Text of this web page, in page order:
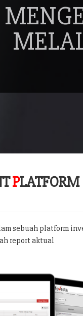
PLATFORM
sebuah platform
report aktual